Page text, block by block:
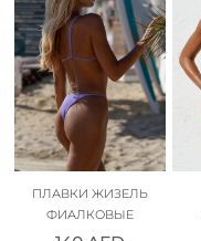
ПЛАВКИ ЖИЗЕЛЬ
ФИАЛКОВЫЕ